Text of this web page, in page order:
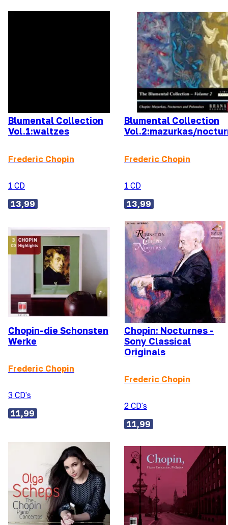
Blumental Collection
Vol.1:waltzes
Frederic Chopin
1 CD
13,99
Blumental Collection
Vol.2:mazurkas/
Frederic Chopin
1 CD
13,99
Chopin-die Schonsten
Werke
Frederic Chopin
3 CD's
11,99
Chopin: Nocturnes -
Sony Classical
Originals
Frederic Chopin
2 CD's
11,99